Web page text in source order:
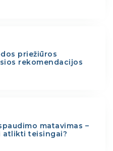
priežiūros
rekomendacijos
matavimas –
atlikti teisingai?